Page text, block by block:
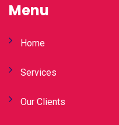
Menu
Home
Services
Our Clients